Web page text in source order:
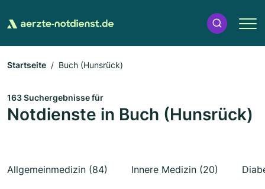
Startseite Buch (Hunsrück)
163 Suchergebnisse für
Notdienste in Buch (Hunsrück)
Allgemeinmedizin (84) Innere Medizin (20)